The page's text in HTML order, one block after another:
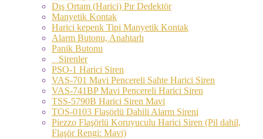
Dış Ortam (Harici) Pır Dedektör
Manyetik Kontak
Harici kepenk Tipi Manyetik Kontak
Alarm Butonu, Anahtarlı
Panik Butonu
Sirenler
PSO-1 Harici Siren
VAS-701 Mavi Pencereli Sahte Harici Siren
VAS-741BP Mavi Pencereli Harici Siren
TSS-5790B Harici Siren Mavi
TOS-0103 Flaşörlü Dahili Alarm Sireni
Piezzo Flaşörlü Koruyuculu Harici Siren (Pil dahil,
Flaşör Rengi: Mavi)